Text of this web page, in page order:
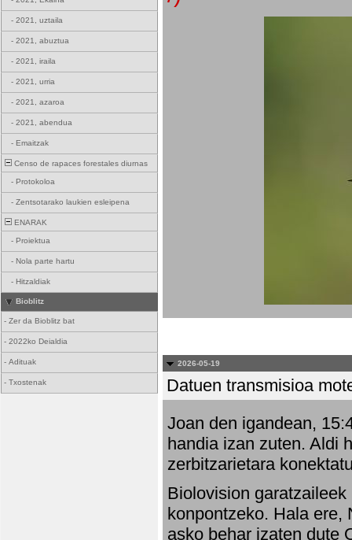
- 2021, uztaila
- 2021, abuztua
- 2021, iraila
- 2021, urria
- 2021, azaroa
- 2021, abendua
- Emaitzak
Censo de rapaces forestales diurnas
- Protokoloa
- Zentsotarako laukien esleipena
ENARAK
- Proiektua
- Nola parte hartu
- Hitzaldiak
Bioblitz
- Zer da Bioblitz bat
- 2022ko Deialdia
- Adituak
- Txostenak
2026-05-19
Datuen transmisioa
Joan den igandean,
handia izan zuten. Aldi
zerbitzarietara
Biolovision
konpontzeko. Hala ere,
asko behar izaten dute